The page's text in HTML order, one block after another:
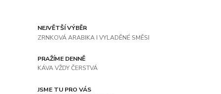
NEJVĚTŠÍ VÝBĚR
ZRNKOVÁ ARABIKA I VYLADĚNÉ SMĚSI
PRAŽÍME DENNĚ
KÁVA VŽDY ČERSTVÁ
JSME TU PRO VÁS